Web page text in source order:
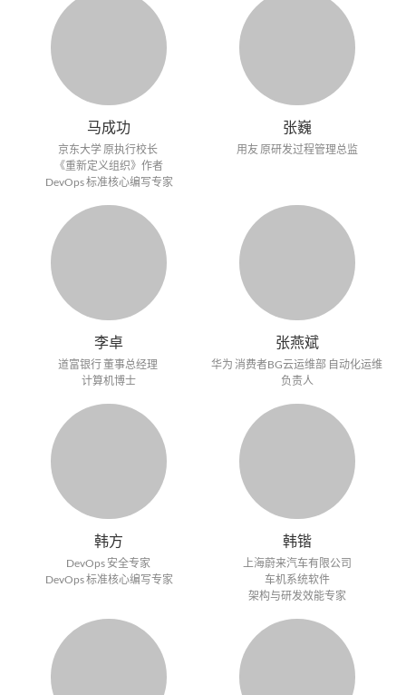
马成功
京东大学 原执行校长
《重新定义组织》作者
DevOps 标准核心编写专家
张巍
用友 原研发过程管理总监
李卓
道富银行 董事总经理
计算机博士
张燕斌
华为 消费者BG云运维部 自动化运维
负责人
韩方
DevOps 安全专家
DevOps 标准核心编写专家
韩锴
上海蔚来汽车有限公司
车机系统软件
架构与研发效能专家